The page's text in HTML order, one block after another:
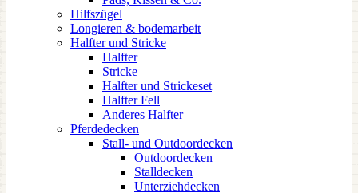
Hilfszügel
Longieren & bodemarbeit
Halfter und Stricke
Halfter
Stricke
Halfter und Strickeset
Halfter Fell
Anderes Halfter
Pferdedecken
Stall- und Outdoordecken
Outdoordecken
Stalldecken
Unterziehdecken